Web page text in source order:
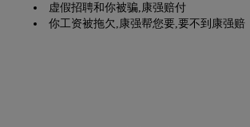
虚假招聘和你被骗,康强赔付
你工资被拖欠,康强帮您要,要不到康强赔